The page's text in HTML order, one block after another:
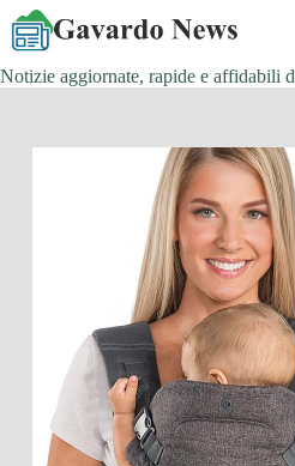
Salta
contenuto
Notizie aggiornate, rapide e affidabili